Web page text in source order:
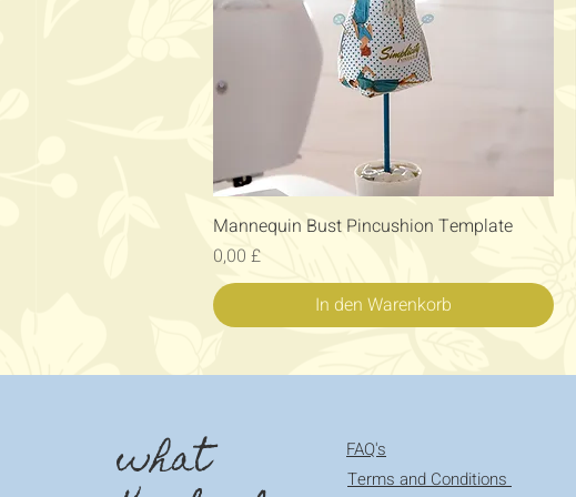
Schnellansicht
Mannequin Bust Pincushion Template
Preis
0,00 £
In den Warenkorb
what
FAQ's
Terms and Conditions